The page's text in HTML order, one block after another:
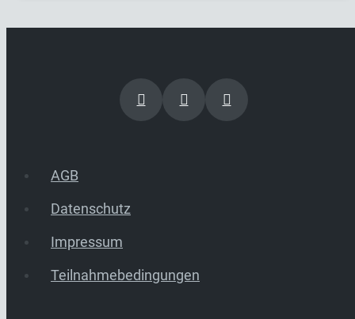
AGB
Datenschutz
Impressum
Teilnahmebedingungen